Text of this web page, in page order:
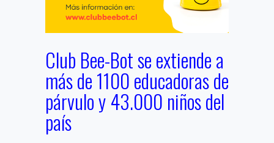
Club Bee-Bot se extiende a
más de 1100 educadoras de
párvulo y 43.000 niños del
país